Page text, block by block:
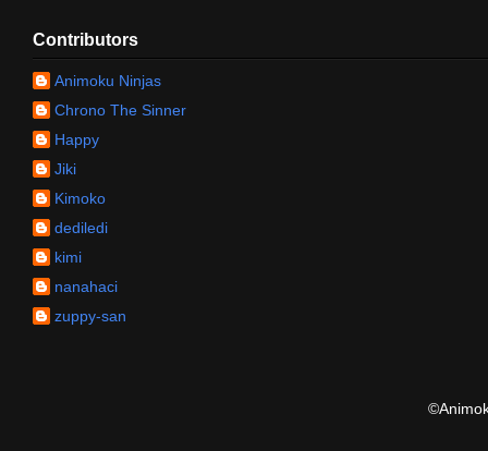
Contributors
Animoku Ninjas
Chrono The Sinner
Happy
Jiki
Kimoko
dediledi
kimi
nanahaci
zuppy-san